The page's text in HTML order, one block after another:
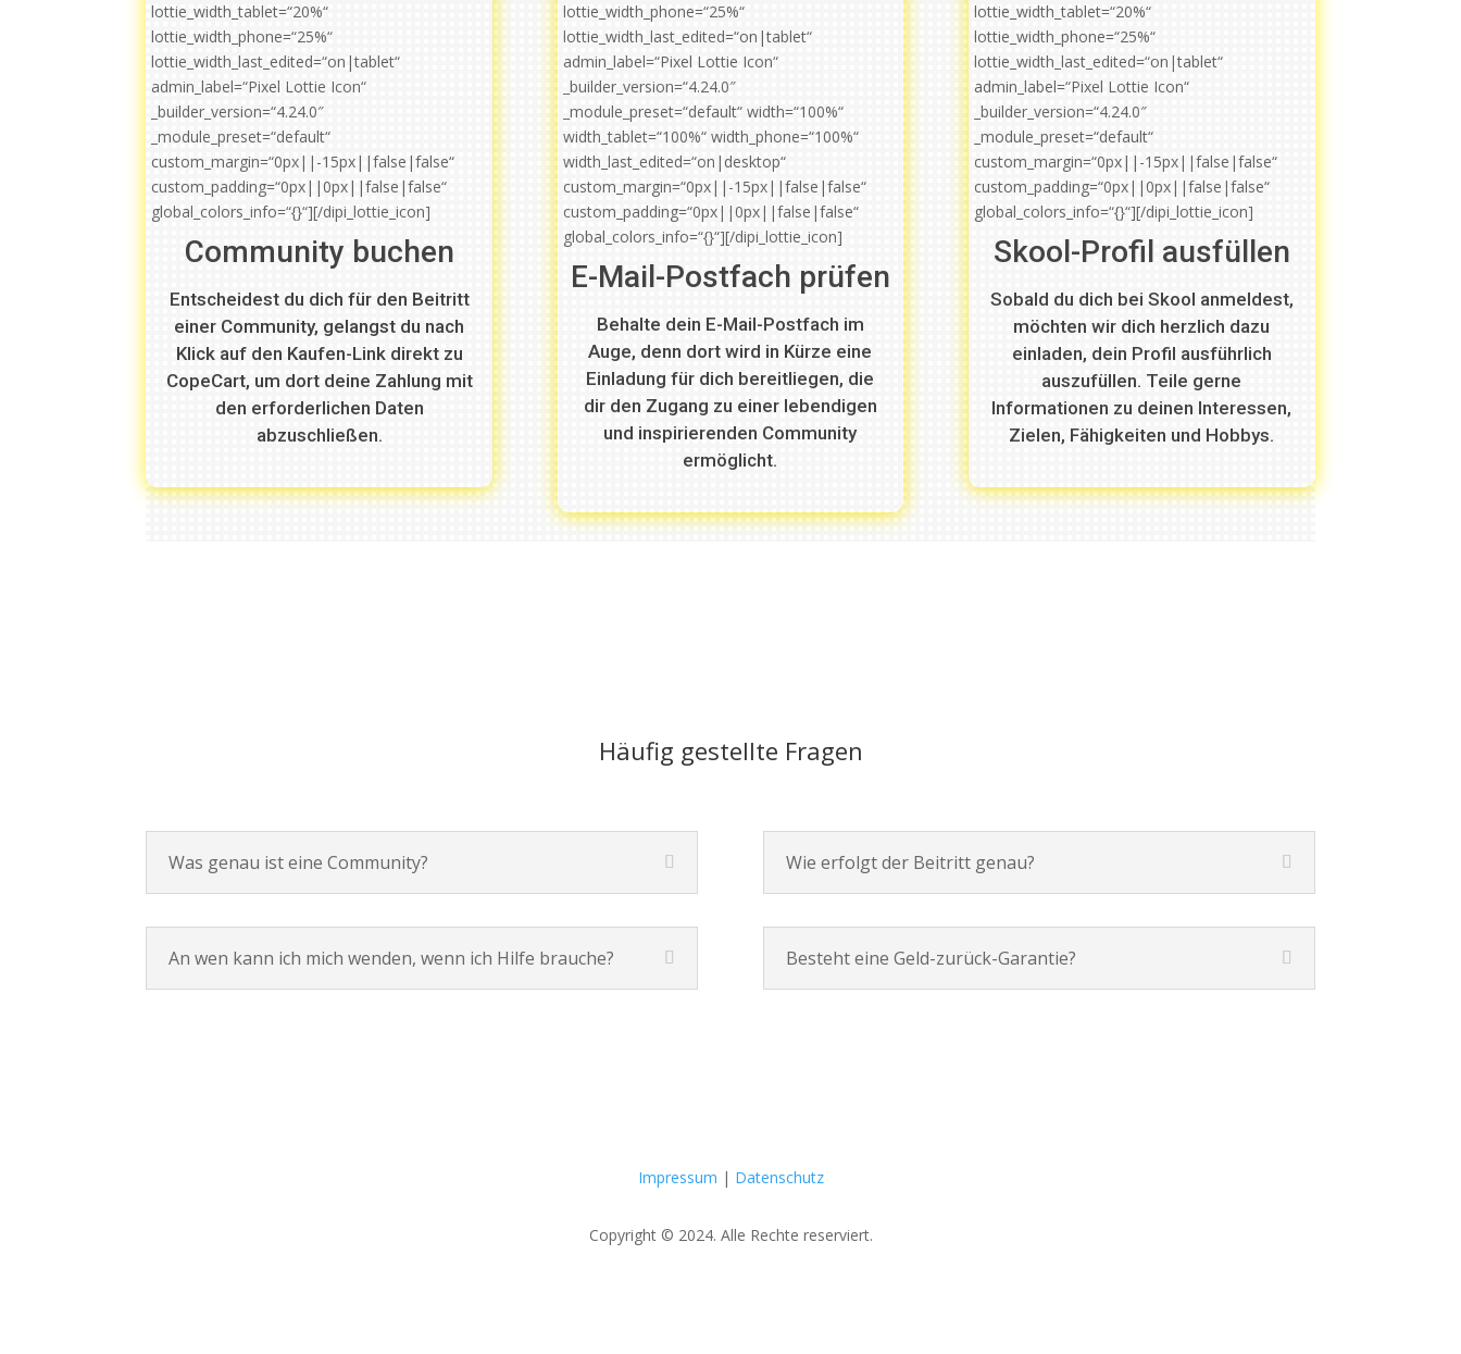
lottie_width_tablet=“20%“
lottie_width_phone=“25%“
lottie_width_last_edited=“on|tablet“
admin_label=“Pixel Lottie Icon“
_builder_version=“4.24.0″
_module_preset=“default“
custom_margin=“0px||-15px||false|false“
custom_padding=“0px||0px||false|false“
global_colors_info=“{}“][/dipi_lottie_icon]
Community buchen
Entscheidest du dich für den Beitritt
einer Community, gelangst du nach
Klick auf den Kaufen-Link direkt zu
CopeCart, um dort deine Zahlung mit
den erforderlichen Daten
abzuschließen.
lottie_width_phone=“25%“
lottie_width_last_edited=“on|tablet“
admin_label=“Pixel Lottie Icon“
_builder_version=“4.24.0″
_module_preset=“default“ width=“100%“
width_tablet=“100%“ width_phone=“100%“
width_last_edited=“on|desktop“
custom_margin=“0px||-15px||false|false“
custom_padding=“0px||0px||false|false“
global_colors_info=“{}“][/dipi_lottie_icon]
E-Mail-Postfach prüfen
Behalte dein E-Mail-Postfach im
Auge, denn dort wird in Kürze eine
Einladung für dich bereitliegen, die
dir den Zugang zu einer lebendigen
und inspirierenden Community
ermöglicht.
lottie_width_tablet=“20%“
lottie_width_phone=“25%“
lottie_width_last_edited=“on|tablet“
admin_label=“Pixel Lottie Icon“
_builder_version=“4.24.0″
_module_preset=“default“
custom_margin=“0px||-15px||false|false“
custom_padding=“0px||0px||false|false“
global_colors_info=“{}“][/dipi_lottie_icon]
Skool-Profil ausfüllen
Sobald du dich bei Skool anmeldest,
möchten wir dich herzlich dazu
einladen, dein Profil ausführlich
auszufüllen. Teile gerne
Informationen zu deinen Interessen,
Zielen, Fähigkeiten und Hobbys.
Häufig gestellte Fragen
Was genau ist eine Community?
An wen kann ich mich wenden, wenn ich Hilfe brauche?
Wie erfolgt der Beitritt genau?
Besteht eine Geld-zurück-Garantie?
Impressum | Datenschutz
Copyright © 2024. Alle Rechte reserviert.